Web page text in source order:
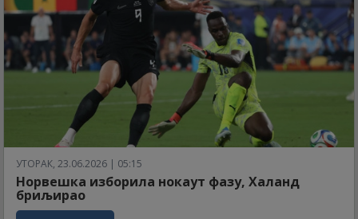
УТОРАК, 23.06.2026 | 05:15
Норвешка изборила нокаут фазу, Халанд
бриљирао